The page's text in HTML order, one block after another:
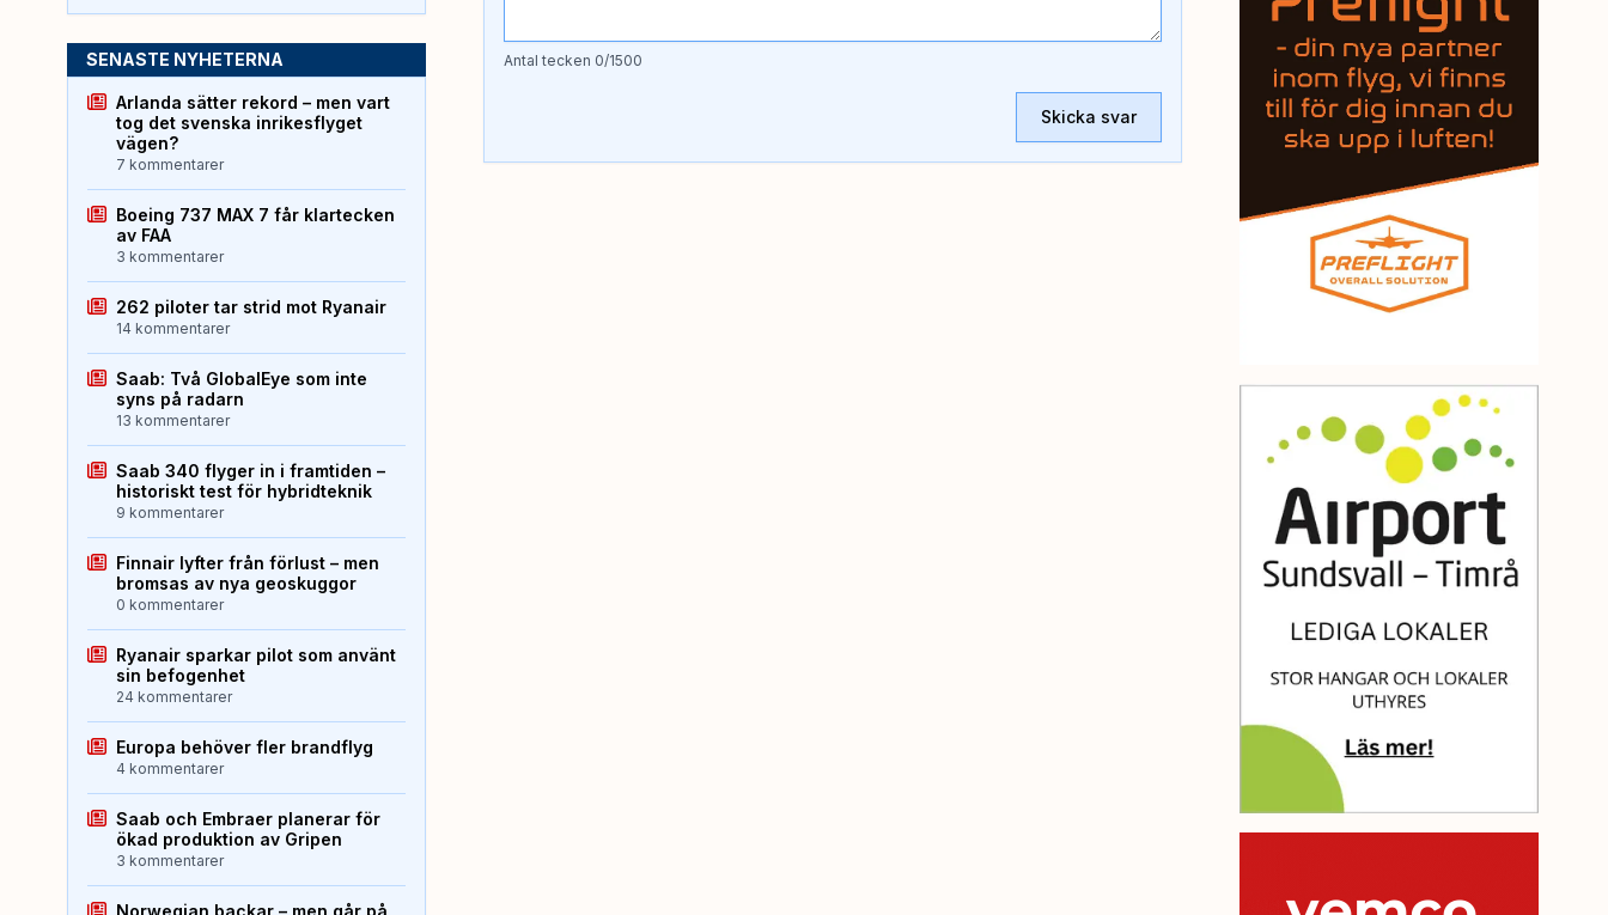
Antal tecken 0/1500
Skicka svar
SENASTE NYHETERNA
Arlanda sätter rekord – men vart
tog det svenska inrikesflyget
vägen?
7 kommentarer
Boeing 737 MAX 7 får klartecken
av FAA
3 kommentarer
262 piloter tar strid mot Ryanair
14 kommentarer
Saab: Två GlobalEye som inte
syns på radarn
13 kommentarer
Saab 340 flyger in i framtiden –
historiskt test för hybridteknik
9 kommentarer
Finnair lyfter från förlust – men
bromsas av nya geoskuggor
0 kommentarer
Ryanair sparkar pilot som använt
sin befogenhet
24 kommentarer
Europa behöver fler brandflyg
4 kommentarer
Saab och Embraer planerar för
ökad produktion av Gripen
3 kommentarer
Norwegian backar – men går på